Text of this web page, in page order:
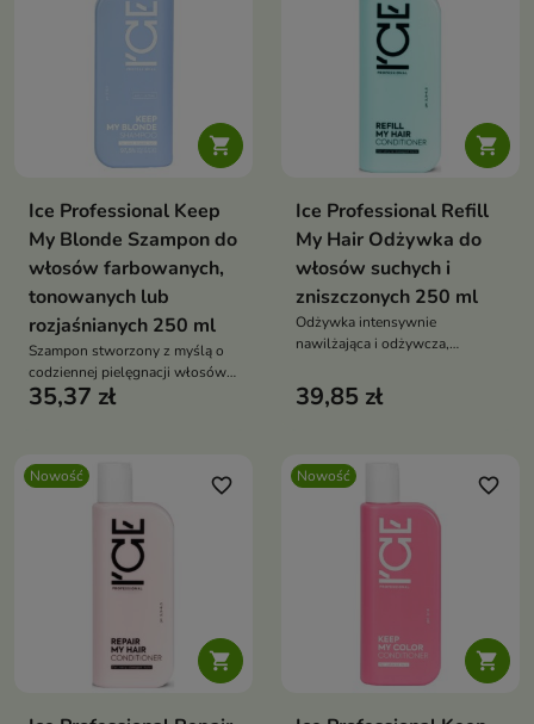

Ice Professional Keep
My Blonde Szampon do
włosów farbowanych,
tonowanych lub
rozjaśnianych 250 ml
Szampon stworzony z myślą o
codziennej pielęgnacji włosów
blond – naturalnych,
35,37 zł

Ice Professional Refill
My Hair Odżywka do
włosów suchych i
zniszczonych 250 ml
Odżywka intensywnie
nawilżająca i odżywcza,
włosów suchych, osłabionych i
zniszczonych.
39,85 zł
Nowość

favorite_border Nowość

favorite_border